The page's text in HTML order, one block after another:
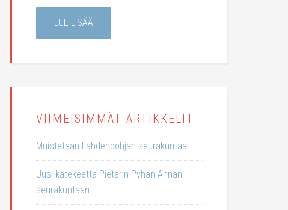
LUE LISÄÄ
VIIMEISIMMÄT ARTIKKELIT
Muistetaan Lahdenpohjan seurakuntaa
Uusi katekeetta Pietarin Pyhän Annan
seurakuntaan